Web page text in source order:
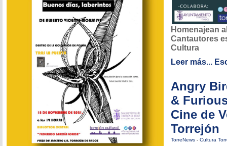
Homenajean
Cantautores
Cultura
Leer más...
Angry
&
Cine de
Torrejón
TorreNews - Cultura